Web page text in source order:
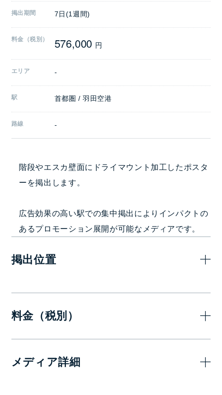
掲出期間 7日(1週間)
料金（税別） 576,000 円
エリア -
駅 首都圏 / 羽田空港
路線 -
階段やエスカ壁面にドライマウント加工したポスタ
ーを掲出します。
広告効果の高い駅での集中掲出によりインパクトの
あるプロモーション展開が可能なメディアです。
掲出位置
料金（税別）
7日(1週間)
—
メディア詳細